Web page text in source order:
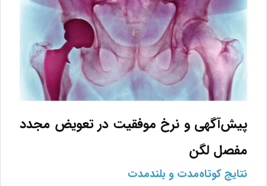
پیش‌آگهی و نرخ موفقیت در تعویض مجدد
مفصل لگن
نتایج کوتاه‌مدت و بلندمدت